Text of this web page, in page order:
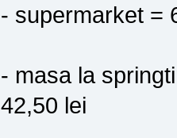
- supermarket =
- masa la
42,50 lei